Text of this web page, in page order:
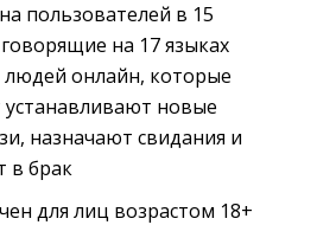
пользователей в 15
на 17 языках
онлайн, которые
новые
назначают свидания и
в брак
для лиц возрастом 18+